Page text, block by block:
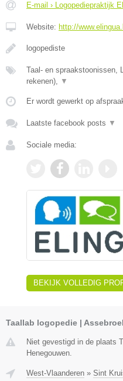
E-mail › Logopediepraktijk
Website: http://
logopediste
Taal- en spraakstoonissen,
rekenen), ▼
Er wordt gewerkt op
Laatste facebook posts ▼
Sociale media:
BEKIJK VOLLEDIG
Taallab logopedie |
Niet gevestigd in de plaats
Henegouwen.
West-Vlaanderen » Sint